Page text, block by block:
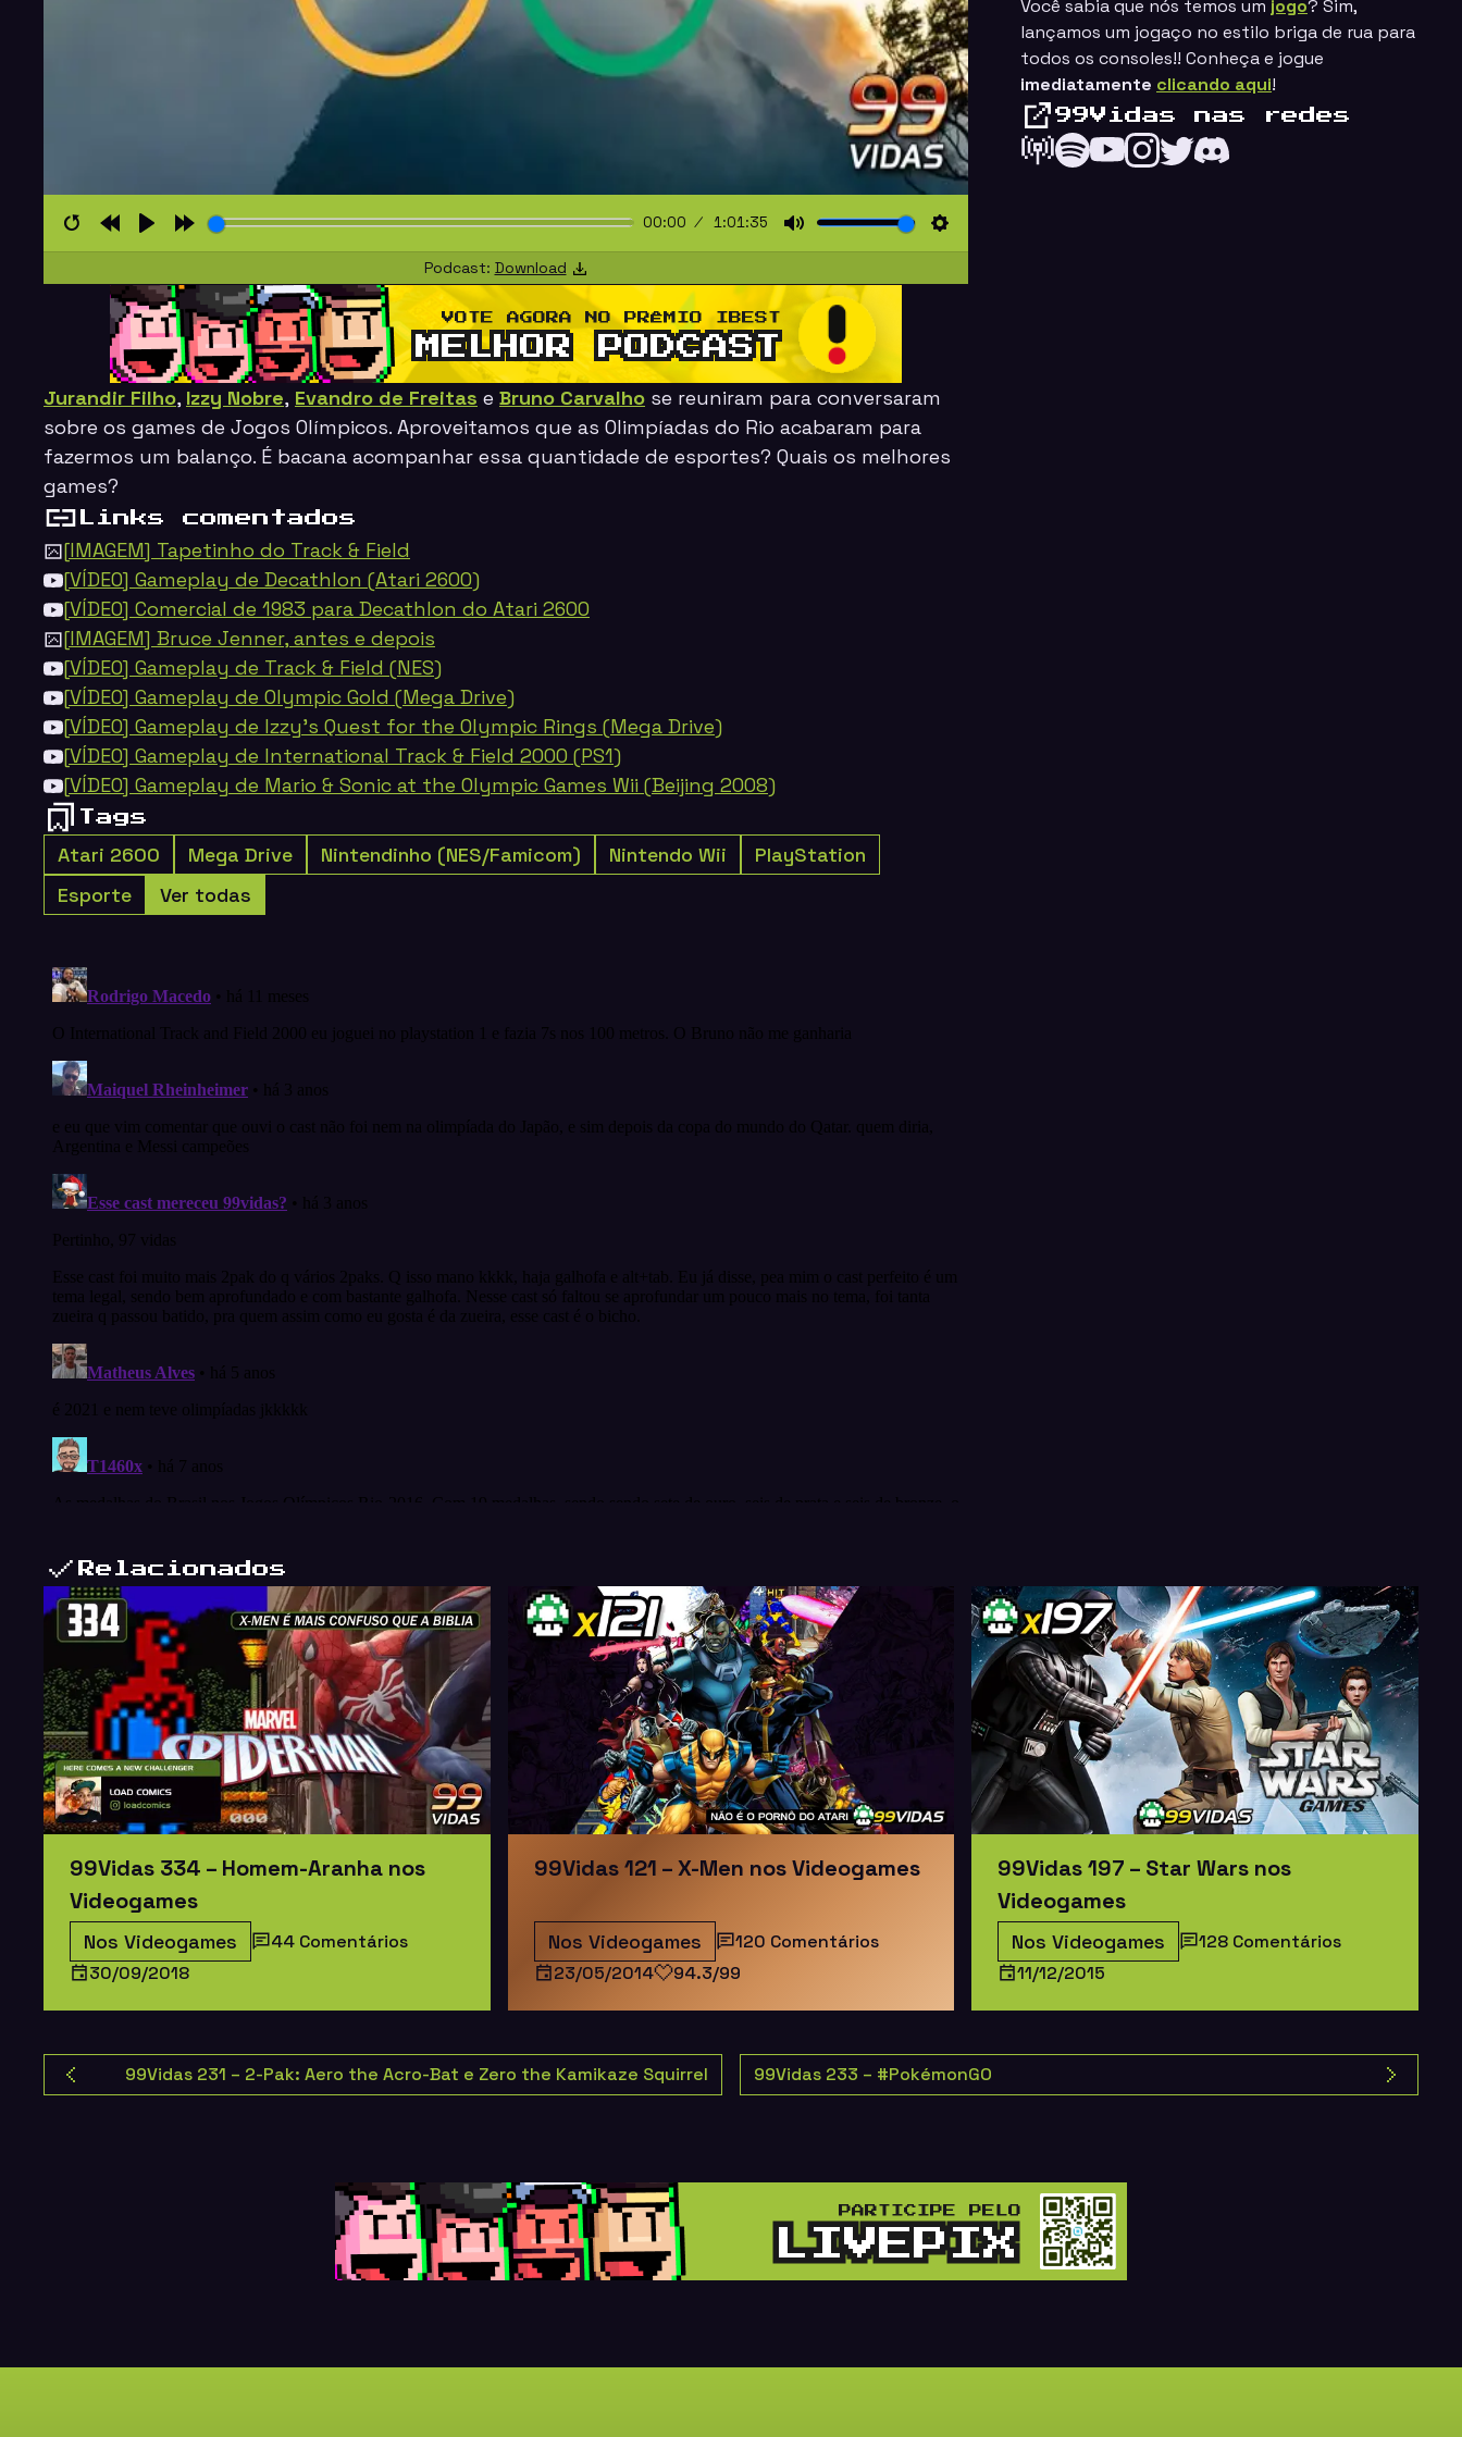
RestartRewind
PlayForward
00:00 1:01:35
Mute Settings
Podcast: Download
Jurandir Filho, Izzy Nobre, Evandro de Freitas e Bruno Carvalho se reuniram para conversaram
sobre os games de Jogos Olímpicos. Aproveitamos que as Olimpíadas do Rio acabaram para
fazermos um balanço. É bacana acompanhar essa quantidade de esportes? Quais os melhores
games?
Links comentados
[IMAGEM] Tapetinho do Track & Field
[VÍDEO] Gameplay de Decathlon (Atari 2600)
[VÍDEO] Comercial de 1983 para Decathlon do Atari 2600
[IMAGEM] Bruce Jenner, antes e depois
[VÍDEO] Gameplay de Track & Field (NES)
[VÍDEO] Gameplay de Olympic Gold (Mega Drive)
[VÍDEO] Gameplay de Izzy's Quest for the Olympic Rings (Mega Drive)
[VÍDEO] Gameplay de International Track & Field 2000 (PS1)
[VÍDEO] Gameplay de Mario & Sonic at the Olympic Games Wii (Beijing 2008)
Tags
Atari 2600 Mega Drive Nintendinho (NES/Famicom) Nintendo Wii
PlayStation
Esporte
Ver todas
Você sabia que nós temos um jogo? Sim,
lançamos um jogaço no estilo briga de rua para
todos os consoles!! Conheça e jogue
imediatamente clicando aqui!
99Vidas nas redes
Relacionados
99Vidas 334 – Homem-Aranha nos
Videogames
Nos Videogames
44 Comentários
30/09/2018
99Vidas 121 – X-Men nos Videogames
Nos Videogames
120 Comentários
23/05/2014
94.3/99
99Vidas 197 – Star Wars nos
Videogames
Nos Videogames
128 Comentários
11/12/2015
99Vidas 231 – 2-Pak: Aero the Acro-Bat e Zero the Kamikaze Squirrel 99Vidas 233 – #PokémonGO